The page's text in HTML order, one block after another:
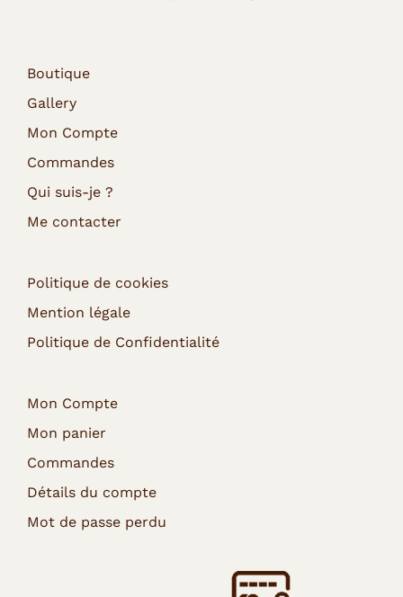
Boutique
Gallery
Mon Compte
Commandes
Qui suis-je ?
Me contacter
Politique de cookies
Mention légale
Politique de Confidentialité
Mon Compte
Mon panier
Commandes
Détails du compte
Mot de passe perdu